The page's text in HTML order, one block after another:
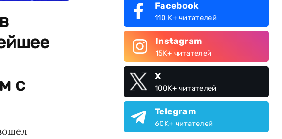
с
Facebook
110 K+ читателей
Instagram
15K+ читателей
X
100K+ читателей
Telegram
60K+ читателей